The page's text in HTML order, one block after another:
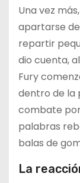
Una vez
apartarse
repartir
dio cuenta,
Fury
dentro de la
combate por
palabras
balas de
La